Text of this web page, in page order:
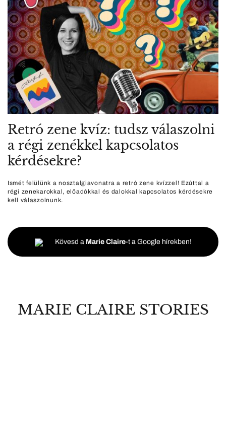
Retró zene kvíz: tudsz válaszolni
a régi zenékkel kapcsolatos
kérdésekre?
Ismét felülünk a nosztalgiavonatra a retró zene kvízzel! Ezúttal a
régi zenekarokkal, előadókkal és dalokkal kapcsolatos kérdésekre
kell válaszolnunk.
Kövesd a Marie Claire-t a Google hírekben!
MARIE CLAIRE STORIES